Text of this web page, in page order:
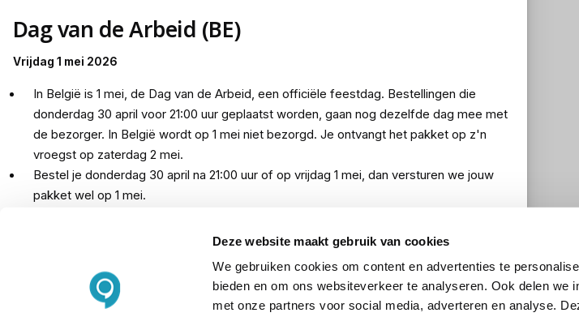
Deze website maakt gebruik van cookies
We gebruiken cookies om content en advertenties te
bieden en om ons websiteverkeer te analyseren. Ook delen we
met onze partners voor social media, adverteren en analyse.
Dag van de Arbeid (BE)
Vrijdag 1 mei 2026
In België is 1 mei, de Dag van de Arbeid, een officiële feestdag. Bestellingen die
donderdag 30 april voor 21:00 uur geplaatst worden, gaan nog dezelfde dag mee met
de bezorger. In België wordt op 1 mei niet bezorgd. Je ontvangt het pakket op z'n
vroegst op zaterdag 2 mei.
Bestel je donderdag 30 april na 21:00 uur of op vrijdag 1 mei, dan versturen we jouw
pakket wel op 1 mei.
Donderdag 14 mei 2026
Plaats je woensdag 13 mei 2026 voor 21:00 uur een bestelling? Jouw bestelling gaat